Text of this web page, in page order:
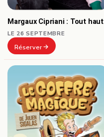
Margaux Cipriani : Tout haut
LE 26 SEPTEMBRE
Réserver